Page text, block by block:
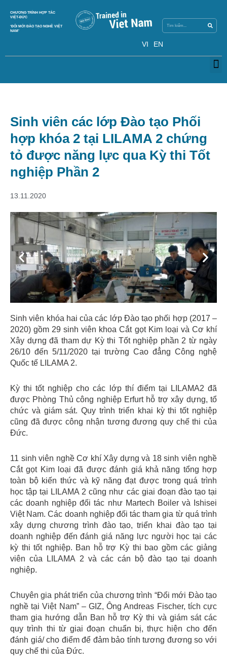
CHƯƠNG TRÌNH HỢP TÁC
VIỆT-ĐỨC
‘ĐỔI MỚI ĐÀO TẠO NGHỀ VIỆT
NAM’
VI EN
Sinh viên các lớp Đào tạo Phối
hợp khóa 2 tại LILAMA 2 chứng
tỏ được năng lực qua Kỳ thi Tốt
nghiệp Phần 2
13.11.2020
Previous Next
Sinh viên khóa hai của các lớp Đào tạo phối hợp (2017 –
2020) gồm 29 sinh viên khoa Cắt gọt Kim loại và Cơ khí
Xây dựng đã tham dự Kỳ thi Tốt nghiệp phần 2 từ ngày
26/10 đến 5/11/2020 tại trường Cao đẳng Công nghệ
Quốc tế LILAMA 2.
Kỳ thi tốt nghiệp cho các lớp thí điểm tại LILAMA2 đã
được Phòng Thủ công nghiệp Erfurt hỗ trợ xây dựng, tổ
chức và giám sát. Quy trình triển khai kỳ thi tốt nghiệp
cũng đã được công nhận tương đương quy chế thi của
Đức.
11 sinh viên nghề Cơ khí Xây dựng và 18 sinh viên nghề
Cắt gọt Kim loại đã được đánh giá khả năng tổng hợp
toàn bộ kiến thức và kỹ năng đạt được trong quá trình
học tập tại LILAMA 2 cũng như các giai đoạn đào tạo tại
các doanh nghiệp đối tác như Martech Boiler và Ishisei
Việt Nam. Các doanh nghiệp đối tác tham gia từ quá trình
xây dựng chương trình đào tạo, triển khai đào tạo tại
doanh nghiệp đến đánh giá năng lực người học tại các
kỳ thi tốt nghiệp. Ban hỗ trợ Kỳ thi bao gồm các giảng
viên của LILAMA 2 và các cán bộ đào tạo tại doanh
nghiệp.
Chuyên gia phát triển của chương trình “Đổi mới Đào tạo
nghề tại Việt Nam” – GIZ, Ông Andreas Fischer, tích cực
tham gia hướng dẫn Ban hỗ trợ Kỳ thi và giám sát các
quy trình thi từ giai đoạn chuẩn bị, thực hiện cho đến
đánh giá/ cho điểm để đảm bảo tính tương đương so với
quy chế thi của Đức.